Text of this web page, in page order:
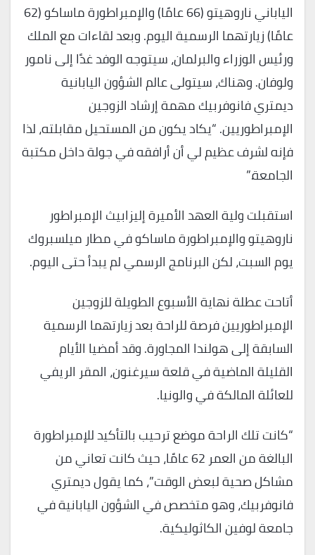
الياباني ناروهيتو (66 عامًا) والإمبراطورة ماساكو (62
عامًا) زيارتهما الرسمية اليوم. وبعد لقاءات مع الملك
ورئيس الوزراء والبرلمان، سيتوجه الوفد غدًا إلى نامور
ولوفان. وهناك، سيتولى عالم الشؤون اليابانية
ديمتري فانوفربيك مهمة إرشاد الزوجين
الإمبراطوريين. “يكاد يكون من المستحيل مقابلته، لذا
فإنه لشرف عظيم لي أن أرافقه في جولة داخل مكتبة
الجامعة.”
استقبلت ولية العهد الأميرة إليزابيث الإمبراطور
ناروهيتو والإمبراطورة ماساكو في مطار ميلسبروك
يوم السبت، لكن البرنامج الرسمي لم يبدأ حتى اليوم.
أتاحت عطلة نهاية الأسبوع الطويلة للزوجين
الإمبراطوريين فرصة للراحة بعد زيارتهما الرسمية
السابقة إلى هولندا المجاورة. وقد أمضيا الأيام
القليلة الماضية في قلعة سيرغنون، المقر الريفي
للعائلة المالكة في والونيا.
“كانت تلك الراحة موضع ترحيب بالتأكيد للإمبراطورة
البالغة من العمر 62 عامًا، حيث كانت تعاني من
مشاكل صحية لبعض الوقت”، كما يقول ديمتري
فانوفربيك، وهو متخصص في الشؤون اليابانية في
جامعة لوفين الكاثوليكية.